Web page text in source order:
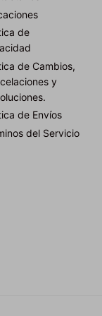
de
de Cambios,
y
de Envíos
del Servicio